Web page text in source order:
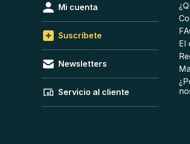
Mi cuenta
Suscríbete
Newsletters
Servicio al cliente
El